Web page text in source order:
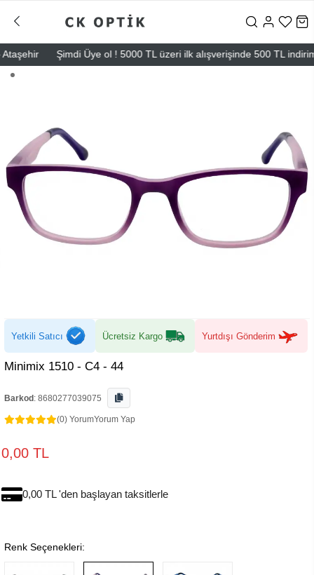
Şimdi Üye ol ! 5000 TL üzeri ilk alışverişinde 500 TL indirim
Yetkili Satıcı Ücretsiz Kargo Yurtdışı Gönderim
Minimix 1510 - C4 - 44
Barkod : 8680277039075
(0) YorumYorum Yap
0,00 TL
0,00 TL 'den başlayan taksitlerle
Renk Seçenekleri: